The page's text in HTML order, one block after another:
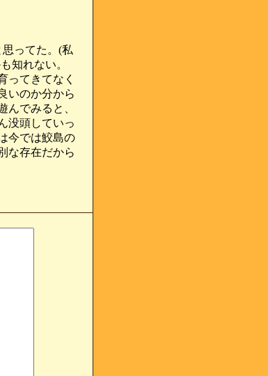
ってた。(私
知れない。
ってきてなく
いのか分から
でみると、
没頭していっ
今では鮫島の
な存在だから